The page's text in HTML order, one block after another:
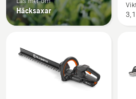
Häcksaxar
H50